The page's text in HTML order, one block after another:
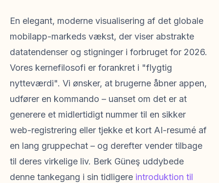
En elegant, moderne visualisering af det globale
mobilapp-markeds vækst, der viser abstrakte
datatendenser og stigninger i forbruget for 2026.
Vores kernefilosofi er forankret i "flygtig
nytteværdi". Vi ønsker, at brugerne åbner appen,
udfører en kommando – uanset om det er at
generere et midlertidigt nummer til en sikker
web-registrering eller tjekke et kort AI-resumé af
en lang gruppechat – og derefter vender tilbage
til deres virkelige liv. Berk Güneş uddybede
denne tankegang i sin tidligere introduktion til